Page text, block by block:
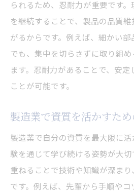
られるため、忍耐力が重要です
を継続することで、製品の品質
がるからです。例えば、細かい
でも、集中を切らさずに取り組
ます。忍耐力があることで、安
ことが可能です。
製造業で資質を活かすた
製造業で自分の資質を最大限に
験を通じて学び続ける姿勢が大
重ねることで技術や知識が深ま
です。例えば、先輩から手順や